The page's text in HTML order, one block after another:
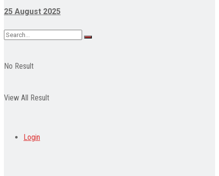
No Result
View All Result
Login
25 August 2025